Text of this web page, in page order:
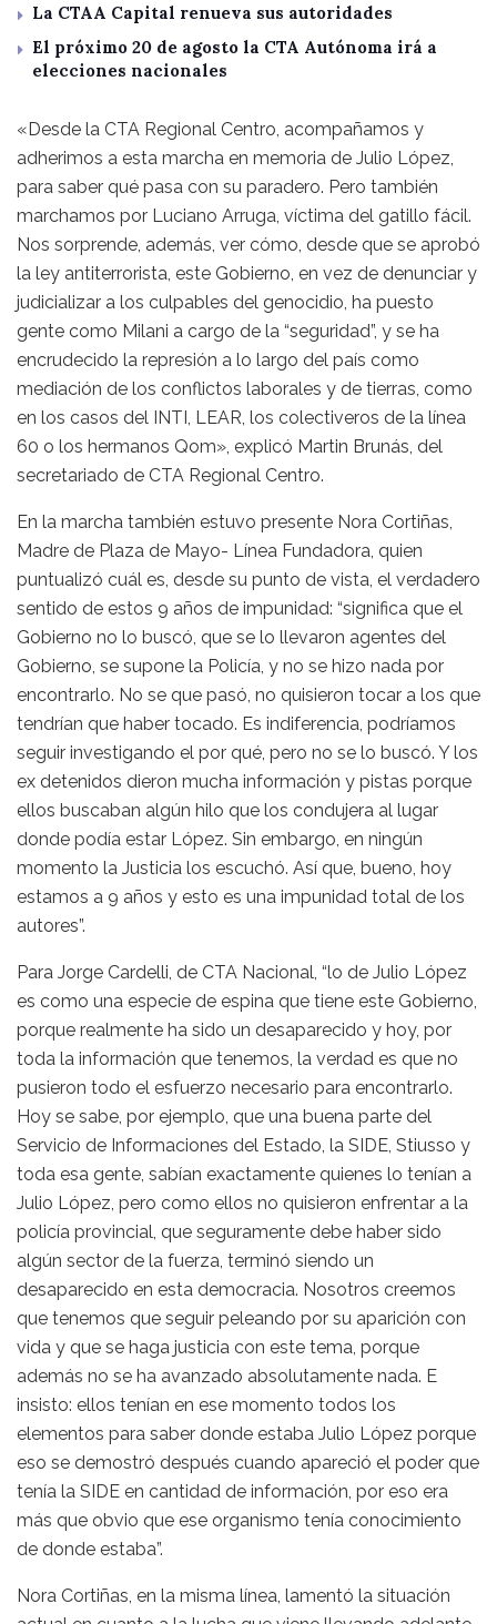
La CTAA Capital renueva sus autoridades
El próximo 20 de agosto la CTA Autónoma irá a
elecciones nacionales
«Desde la CTA Regional Centro, acompañamos y
adherimos a esta marcha en memoria de Julio López,
para saber qué pasa con su paradero. Pero también
marchamos por Luciano Arruga, víctima del gatillo fácil.
Nos sorprende, además, ver cómo, desde que se aprobó
la ley antiterrorista, este Gobierno, en vez de denunciar y
judicializar a los culpables del genocidio, ha puesto
gente como Milani a cargo de la “seguridad”, y se ha
encrudecido la represión a lo largo del país como
mediación de los conflictos laborales y de tierras, como
en los casos del INTI, LEAR, los colectiveros de la línea
60 o los hermanos Qom», explicó Martin Brunás, del
secretariado de CTA Regional Centro.
En la marcha también estuvo presente Nora Cortiñas,
Madre de Plaza de Mayo- Línea Fundadora, quien
puntualizó cuál es, desde su punto de vista, el verdadero
sentido de estos 9 años de impunidad: “significa que el
Gobierno no lo buscó, que se lo llevaron agentes del
Gobierno, se supone la Policía, y no se hizo nada por
encontrarlo. No se que pasó, no quisieron tocar a los que
tendrían que haber tocado. Es indiferencia, podríamos
seguir investigando el por qué, pero no se lo buscó. Y los
ex detenidos dieron mucha información y pistas porque
ellos buscaban algún hilo que los condujera al lugar
donde podía estar López. Sin embargo, en ningún
momento la Justicia los escuchó. Así que, bueno, hoy
estamos a 9 años y esto es una impunidad total de los
autores”.
Para Jorge Cardelli, de CTA Nacional, “lo de Julio López
es como una especie de espina que tiene este Gobierno,
porque realmente ha sido un desaparecido y hoy, por
toda la información que tenemos, la verdad es que no
pusieron todo el esfuerzo necesario para encontrarlo.
Hoy se sabe, por ejemplo, que una buena parte del
Servicio de Informaciones del Estado, la SIDE, Stiusso y
toda esa gente, sabían exactamente quienes lo tenían a
Julio López, pero como ellos no quisieron enfrentar a la
policía provincial, que seguramente debe haber sido
algún sector de la fuerza, terminó siendo un
desaparecido en esta democracia. Nosotros creemos
que tenemos que seguir peleando por su aparición con
vida y que se haga justicia con este tema, porque
además no se ha avanzado absolutamente nada. E
insisto: ellos tenían en ese momento todos los
elementos para saber donde estaba Julio López porque
eso se demostró después cuando apareció el poder que
tenía la SIDE en cantidad de información, por eso era
más que obvio que ese organismo tenía conocimiento
de donde estaba”.
Nora Cortiñas, en la misma línea, lamentó la situación